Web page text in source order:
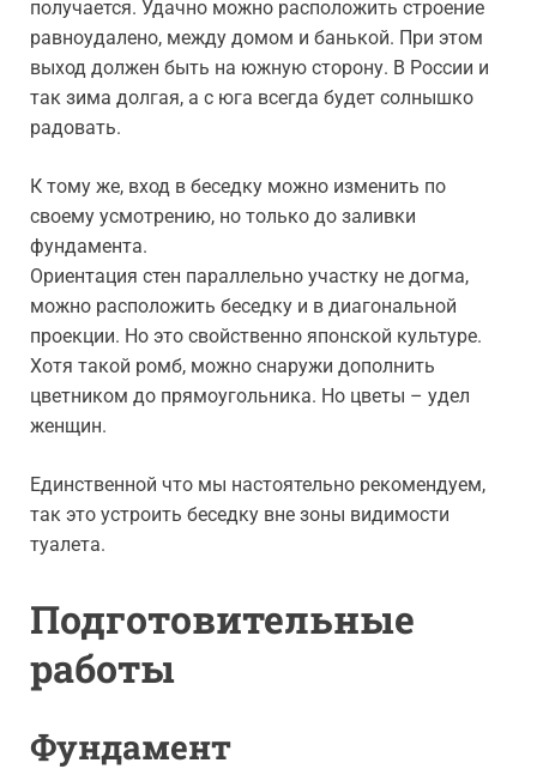
получается. Удачно можно расположить строение
равноудалено, между домом и банькой. При этом
выход должен быть на южную сторону. В России и
так зима долгая, а с юга всегда будет солнышко
радовать.
К тому же, вход в беседку можно изменить по
своему усмотрению, но только до заливки
фундамента.
Ориентация стен параллельно участку не догма,
можно расположить беседку и в диагональной
проекции. Но это свойственно японской культуре.
Хотя такой ромб, можно снаружи дополнить
цветником до прямоугольника. Но цветы – удел
женщин.
Единственной что мы настоятельно рекомендуем,
так это устроить беседку вне зоны видимости
туалета.
Подготовительные
работы
Фундамент